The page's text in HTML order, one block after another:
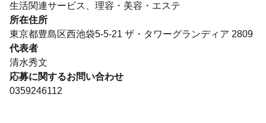
生活関連サービス、理容・美容・エステ
所在住所
東京都豊島区西池袋5-5-21 ザ・タワーグランディア 2809
代表者
清水秀文
応募に関するお問い合わせ
0359246112